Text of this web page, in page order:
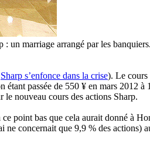
: un marriage arrangé par les
Sharp s’enfonce dans la crise). Le cours
étant passée de 550 ¥ en mars
le nouveau cours des actions Sharp.
point bas que cela aurait donné à
ne concernait que 9,9 % des